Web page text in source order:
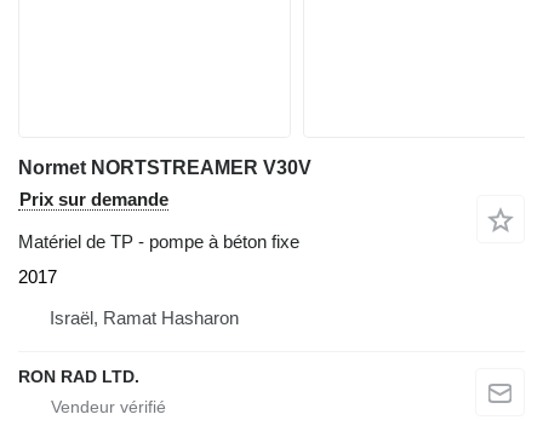
Normet NORTSTREAMER V30V
Prix sur demande
Matériel de TP - pompe à béton fixe
2017
Israël, Ramat Hasharon
RON RAD LTD.